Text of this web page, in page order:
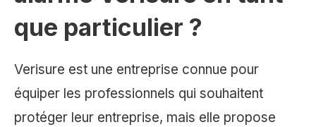
que particulier ?
Verisure est une entreprise connue pour
équiper les professionnels qui souhaitent
protéger leur entreprise, mais elle propose